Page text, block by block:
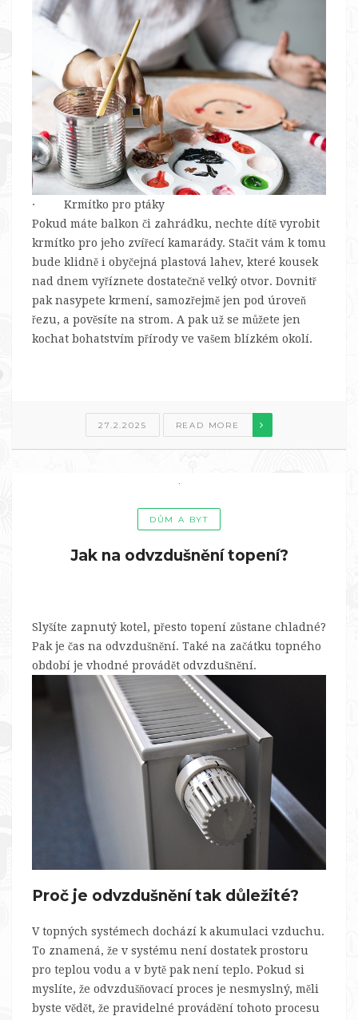
· Krmítko pro ptáky
Pokud máte balkon či zahrádku, nechte dítě vyrobit
krmítko pro jeho zvířecí kamarády. Stačit vám k tomu
bude klidně i obyčejná plastová lahev, které kousek
nad dnem vyříznete dostatečně velký otvor. Dovnitř
pak nasypete krmení, samozřejmě jen pod úroveň
řezu, a pověsíte na strom. A pak už se můžete jen
kochat bohatstvím přírody ve vašem blízkém okolí.
27.2.2025 READ MORE
DŮM A BYT
Jak na odvzdušnění topení?
Slyšíte zapnutý kotel, přesto topení zůstane chladné?
Pak je čas na odvzdušnění. Také na začátku topného
období je vhodné provádět odvzdušnění.
Proč je odvzdušnění tak důležité?
V topných systémech dochází k akumulaci vzduchu.
To znamená, že v systému není dostatek prostoru
pro teplou vodu a v bytě pak není teplo. Pokud si
myslíte, že odvzdušňovací proces je nesmyslný, měli
byste vědět, že pravidelné provádění tohoto procesu